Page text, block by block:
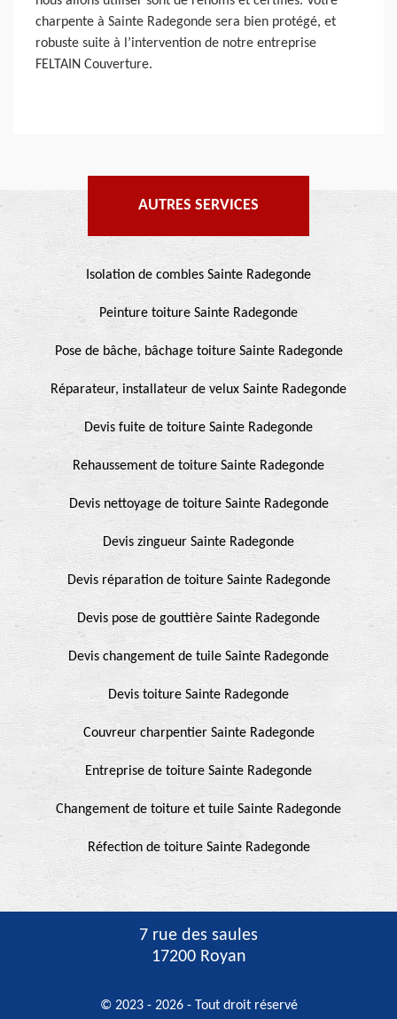
charpente à Sainte Radegonde sera bien protégé, et
robuste suite à l’intervention de notre entreprise
FELTAIN Couverture.
AUTRES SERVICES
Isolation de combles Sainte Radegonde
Peinture toiture Sainte Radegonde
Pose de bâche, bâchage toiture Sainte Radegonde
Réparateur, installateur de velux Sainte Radegonde
Devis fuite de toiture Sainte Radegonde
Rehaussement de toiture Sainte Radegonde
Devis nettoyage de toiture Sainte Radegonde
Devis zingueur Sainte Radegonde
Devis réparation de toiture Sainte Radegonde
Devis pose de gouttière Sainte Radegonde
Devis changement de tuile Sainte Radegonde
Devis toiture Sainte Radegonde
Couvreur charpentier Sainte Radegonde
Entreprise de toiture Sainte Radegonde
Changement de toiture et tuile Sainte Radegonde
Réfection de toiture Sainte Radegonde
7 rue des saules
17200 Royan
© 2023 - 2026 - Tout droit réservé